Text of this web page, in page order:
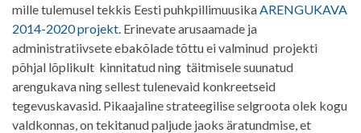
mille tulemusel tekkis Eesti puhkpillimuusikaARENGUKAVA
2014-2020 projekt. Erinevate arusaamade ja
administratiivsete ebakõlade tõttu ei valminud projekti
põhjal lõplikult kinnitatud ning täitmisele suunatud
arengukava ning sellest tulenevaid konkreetseid
tegevuskavasid. Pikaajaline strateegilise selgroota olek kogu
valdkonnas, on tekitanud paljude jaoks äratundmise, et